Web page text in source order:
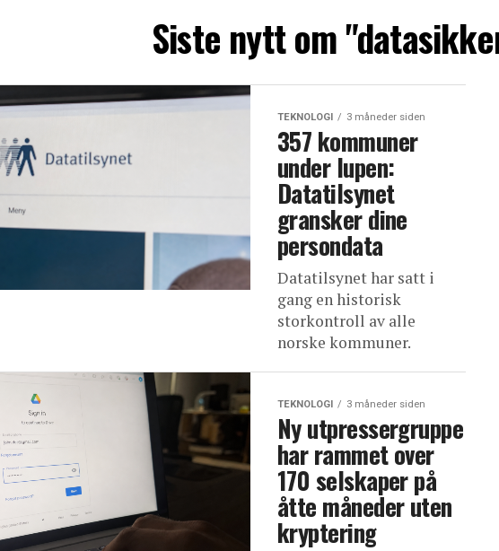
Siste nytt om
TEKNOLOGI 3 måneder siden
357 kommuner
under lupen:
Datatilsynet
gransker dine
persondata
Datatilsynet har satt i
gang en historisk
storkontroll av alle
norske kommuner.
TEKNOLOGI 3 måneder siden
Ny utpressergruppe
har rammet over
170 selskaper på
åtte måneder uten
kryptering